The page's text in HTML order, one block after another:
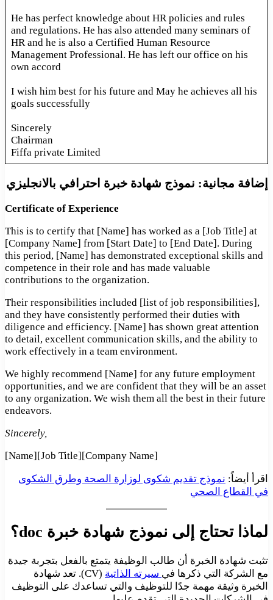
He has perfect knowledge about HR policies and rules
and regulations. He has also attended many seminars of
HR and he is also a Certified Human Resource
Management Professional. He has left our office on his
own accord
I wish him best for his future and May he achieves all his
goals successfully
Sincerely
Chairman
Fiffa private Limited
إضافة مجانية: نموذج شهادة خبرة احترافي بالانجليزي
Certificate of Experience
This is to certify that [Name] has worked as a [Job Title] at
[Company Name] from [Start Date] to [End Date]. During
this period, [Name] has demonstrated exceptional skills and
competence in their role and has made valuable
contributions to the organization.
Their responsibilities included [list of job responsibilities],
and they have consistently performed their duties with
diligence and efficiency. [Name] has shown great attention
to detail, excellent communication skills, and the ability to
work effectively in a team environment.
We highly recommend [Name] for any future employment
opportunities, and we are confident that they will be an asset
to any organization. We wish them all the best in their future
endeavors.
Sincerely,
[Name][Job Title][Company Name]
اقرأ أيضاً: نموذج تقديم شكوى لوزارة الصحة وطرق الشكوى
في القطاع الصحي
لماذا تحتاج إلى نموذج شهادة خبرة doc؟
تثبت شهادة الخبرة أن طالب الوظيفة يتمتع بالفعل بتجربة جيدة
مع الشركة التي ذكرها في سيرته الذاتية
(CV). تعد شهادة
الخبرة وثيقة مهمة جدًا للتوظيف والتي تساعدك على التوظيف